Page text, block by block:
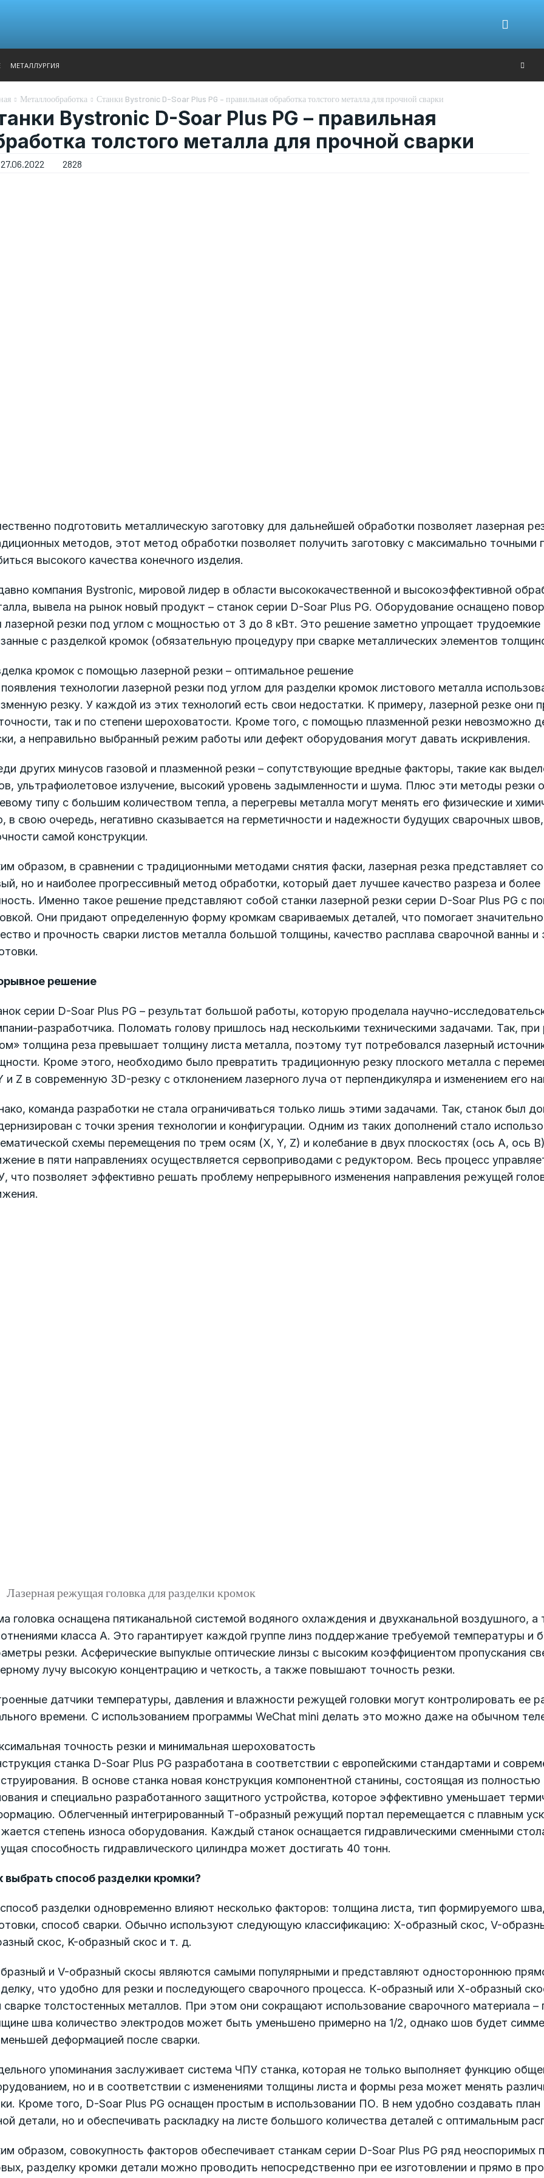
МЕТАЛЛУРГИЯ
Металлообработка Станки Bystronic D-Soar Plus PG – правильная обработка толстого металла для прочной сварки
Bystronic D-Soar Plus PG – правильная
толстого металла для прочной сварки
27.06.2022 2828
подготовить металлическую заготовку для дальнейшей обработки позволяет лазерная
методов, этот метод обработки позволяет получить заготовку с максимально точными
высокого качества конечного изделия.
компания Bystronic, мировой лидер в области высококачественной и высокоэффективной
вывела на рынок новый продукт – станок серии D-Soar Plus PG. Оборудование оснащено
лазерной резки под углом с мощностью от 3 до 8 кВт. Это решение заметно упрощает трудоемкие
с разделкой кромок (обязательную процедуру при сварке металлических элементов
кромок с помощью лазерной резки – оптимальное решение
технологии лазерной резки под углом для разделки кромок листового металла
резку. У каждой из этих технологий есть свои недостатки. К примеру, лазерной резке они
так и по степени шероховатости. Кроме того, с помощью плазменной резки невозможно
а неправильно выбранный режим работы или дефект оборудования могут давать искривления.
других минусов газовой и плазменной резки – сопутствующие вредные факторы, такие как
ультрафиолетовое излучение, высокий уровень задымленности и шума. Плюс эти методы резки
типу с большим количеством тепла, а перегревы металла могут менять его физические и
в свою очередь, негативно сказывается на герметичности и надежности будущих сварочных
самой конструкции.
образом, в сравнении с традиционными методами снятия фаски, лазерная резка представляет
но и наиболее прогрессивный метод обработки, который дает лучшее качество разреза и
Именно такое решение представляют собой станки лазерной резки серии D-Soar Plus PG с
Они придают определенную форму кромкам свариваемых деталей, что помогает
и прочность сварки листов металла большой толщины, качество расплава сварочной ванны и
решение
серии D-Soar Plus PG – результат большой работы, которую проделала научно-
разработчика. Поломать голову пришлось над несколькими техническими задачами. Так, при
толщина реза превышает толщину листа металла, поэтому тут потребовался лазерный
Кроме этого, необходимо было превратить традиционную резку плоского металла с
и Z в современную 3D-резку с отклонением лазерного луча от перпендикуляра и изменением его
команда разработки не стала ограничиваться только лишь этими задачами. Так, станок был
с точки зрения технологии и конфигурации. Одним из таких дополнений стало
схемы перемещения по трем осям (X, Y, Z) и колебание в двух плоскостях (ось A, ось
в пяти направлениях осуществляется сервоприводами с редуктором. Весь процесс
что позволяет эффективно решать проблему непрерывного изменения направления режущей
Лазерная режущая головка для разделки кромок
головка оснащена пятиканальной системой водяного охлаждения и двухканальной воздушного, а
класса А. Это гарантирует каждой группе линз поддержание требуемой температуры и
резки. Асферические выпуклые оптические линзы с высоким коэффициентом пропускания
лучу высокую концентрацию и четкость, а также повышают точность резки.
датчики температуры, давления и влажности режущей головки могут контролировать ее
времени. С использованием программы WeChat mini делать это можно даже на обычном
точность резки и минимальная шероховатость
станка D-Soar Plus PG разработана в соответствии с европейскими стандартами и
В основе станка новая конструкция компонентной станины, состоящая из полностью
и специально разработанного защитного устройства, которое эффективно уменьшает
Облегченный интегрированный Т-образный режущий портал перемещается с плавным
степень износа оборудования. Каждый станок оснащается гидравлическими сменными
способность гидравлического цилиндра может достигать 40 тонн.
выбрать способ разделки кромки?
разделки одновременно влияют несколько факторов: толщина листа, тип формируемого
способ сварки. Обычно используют следующую классификацию: X-образный скос, V-
скос, K-образный скос и т. д.
и V-образный скосы являются самыми популярными и представляют одностороннюю
что удобно для резки и последующего сварочного процесса. К-образный или Х-образный
сварке толстостенных металлов. При этом они сокращают использование сварочного материала –
шва количество электродов может быть уменьшено примерно на 1/2, однако шов будет
деформацией после сварки.
упоминания заслуживает система ЧПУ станка, которая не только выполняет функцию
но и в соответствии с изменениями толщины листа и формы реза может менять
Кроме того, D-Soar Plus PG оснащен простым в использовании ПО. В нем удобно создавать план
детали, но и обеспечивать раскладку на листе большого количества деталей с оптимальным
образом, совокупность факторов обеспечивает станкам серии D-Soar Plus PG ряд
разделку кромки детали можно проводить непосредственно при ее изготовлении и прямо в